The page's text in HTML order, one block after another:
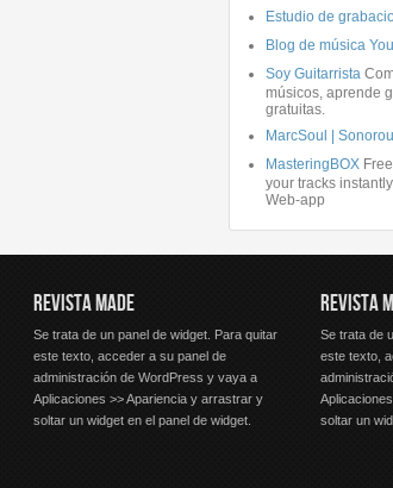
Estudio de
Blog de música
Soy Guitarrista
músicos, aprende
gratuitas.
MarcSoul |
MasteringBOX
your tracks
Web-app
REVISTA MADE
Se trata de un panel de widget. Para quitar
este texto, acceder a su panel de
administración de WordPress y vaya a
Aplicaciones >> Apariencia y arrastrar y
soltar un widget en el panel de widget.
REVISTA
Se trata de
este texto,
soltar un